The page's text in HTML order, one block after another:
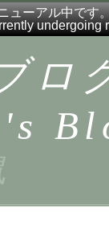
ューアル中です
undergoing
ロ